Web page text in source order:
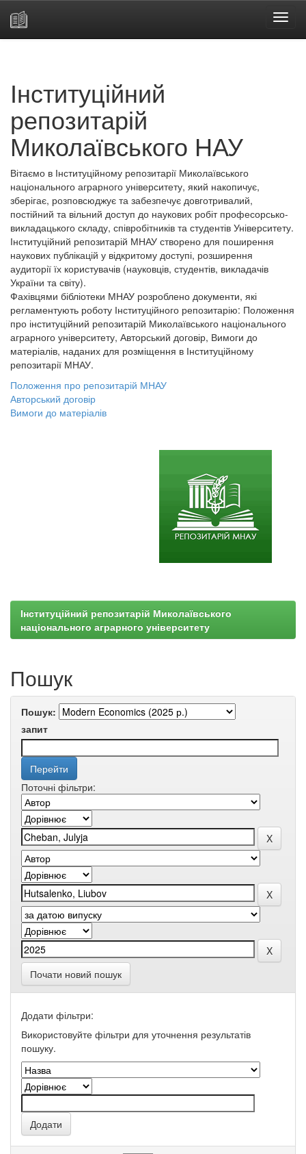
Інституційний
репозитарій
Миколаївського НАУ
Вітаємо в Інституційному репозитарії Миколаївського
національного аграрного університету, який накопичує,
зберігає, розповсюджує та забезпечує довготривалий,
постійний та вільний доступ до наукових робіт професорсько-
викладацького складу, співробітників та студентів Університету.
Інституційний репозитарій МНАУ створено для поширення
наукових публікацій у відкритому доступі, розширення
аудиторії їх користувачів (науковців, студентів, викладачів
України та світу).
Фахівцями бібліотеки МНАУ розроблено документи, які
регламентують роботу Інституційного репозитарію: Положення
про інституційний репозитарій Миколаївського національного
аграрного університету, Авторський договір, Вимоги до
матеріалів, наданих для розміщення в Інституційному
репозитарії МНАУ.
Положення про репозитарій МНАУ
Авторський договір
Вимоги до матеріалів
Інституційний репозитарій Миколаївського
національного аграрного університету
Пошук
Пошук:
запит
Поточні фільтри:
Почати новий пошук
Додати фільтри:
Використовуйте фільтри для уточнення результатів
пошуку.